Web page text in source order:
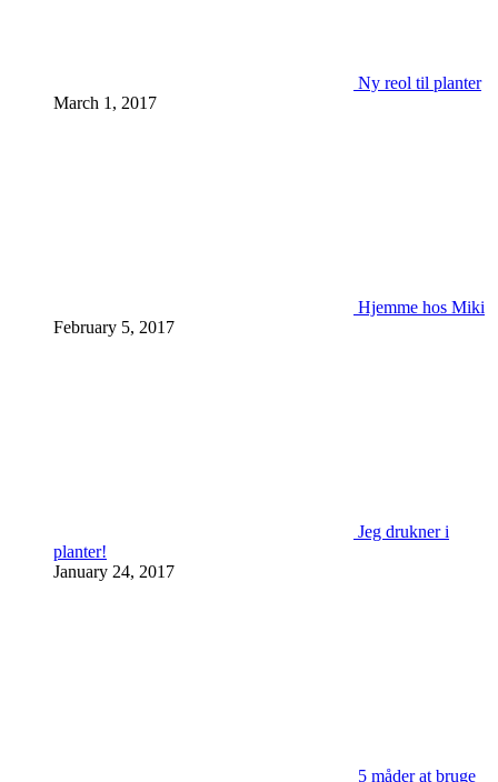
Ny reol til planter
March 1, 2017
Hjemme hos Miki
February 5, 2017
Jeg drukner i
planter!
January 24, 2017
5 måder at bruge